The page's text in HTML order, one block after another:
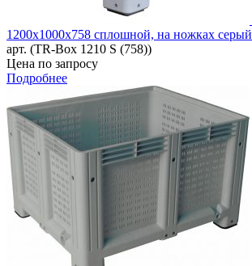
1200х1000х758 сплошной, на ножках серый
арт. (TR-Box 1210 S (758))
Цена по запросу
Подробнее